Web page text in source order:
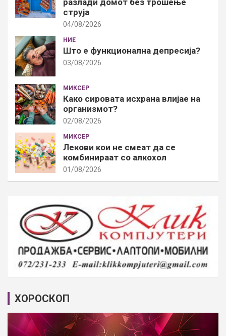
струја
04/08/2026
НИЕ
Што е функционална депресија?
03/08/2026
МИКСЕР
Како сировата исхрана влијае на
организмот?
02/08/2026
МИКСЕР
Лекови кои не смеат да се
комбинираат со алкохол
01/08/2026
ХОРОСКОП